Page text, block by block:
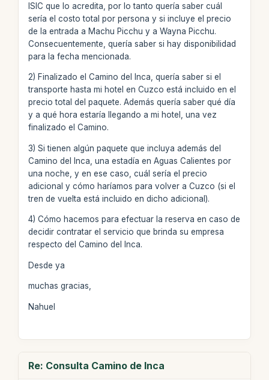
ISIC que lo acredita, por lo tanto quería saber cuál
sería el costo total por persona y si incluye el precio
de la entrada a Machu Picchu y a Wayna Picchu.
Consecuentemente, quería saber si hay disponibilidad
para la fecha mencionada.
2) Finalizado el Camino del Inca, quería saber si el
transporte hasta mi hotel en Cuzco está incluido en el
precio total del paquete. Además quería saber qué día
y a qué hora estaría llegando a mi hotel, una vez
finalizado el Camino.
3) Si tienen algún paquete que incluya además del
Camino del Inca, una estadía en Aguas Calientes por
una noche, y en ese caso, cuál sería el precio
adicional y cómo haríamos para volver a Cuzco (si el
tren de vuelta está incluido en dicho adicional).
4) Cómo hacemos para efectuar la reserva en caso de
decidir contratar el servicio que brinda su empresa
respecto del Camino del Inca.
Desde ya
muchas gracias,
Nahuel
Re: Consulta Camino de Inca